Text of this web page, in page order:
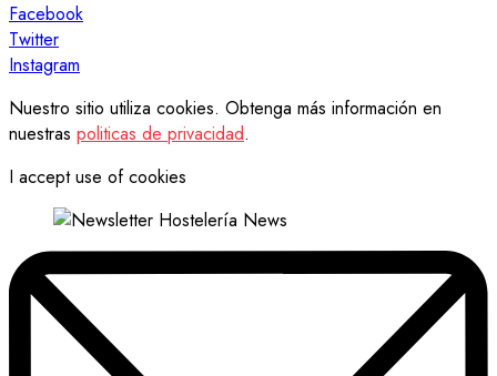
Facebook
Twitter
Instagram
Nuestro sitio utiliza cookies. Obtenga más información en
nuestras politicas de privacidad.
I accept use of cookies